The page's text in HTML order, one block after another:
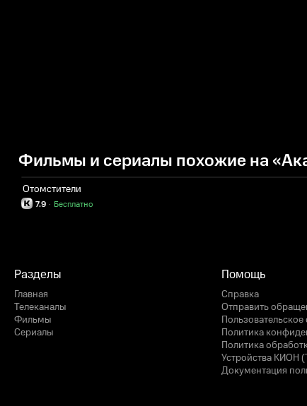
Фильмы и сериалы похожие на
Отомстители
7.9 Бесплатно
·
Разделы
Главная
Телеканалы
Фильмы
Сериалы
Помощь
Справка
Отправить
Политика
Политика
Устройства КИОН
Документация